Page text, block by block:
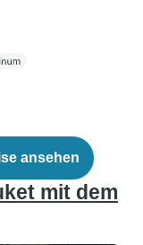
ansehen
mit dem